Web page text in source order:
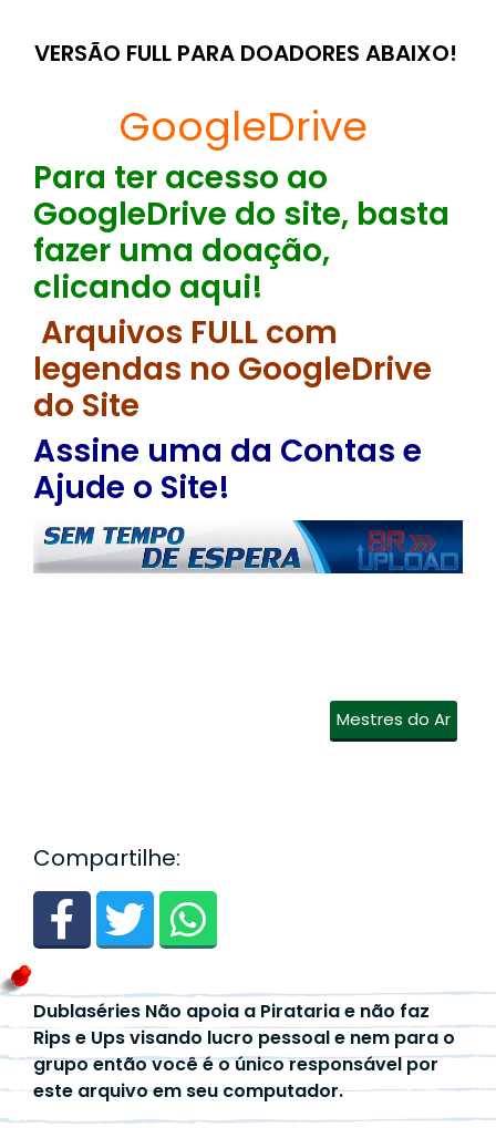
VERSÃO FULL PARA DOADORES ABAIXO!
GoogleDrive
Para ter acesso ao
GoogleDrive do site, basta
fazer uma doação,
clicando aqui!
Arquivos FULL com
legendas no GoogleDrive
do Site
Assine uma da Contas e
Ajude o Site!
Mestres do Ar
Compartilhe:
Dublaséries Não apoia a Pirataria e não faz
Rips e Ups visando lucro pessoal e nem para o
grupo então você é o único responsável por
este arquivo em seu computador.